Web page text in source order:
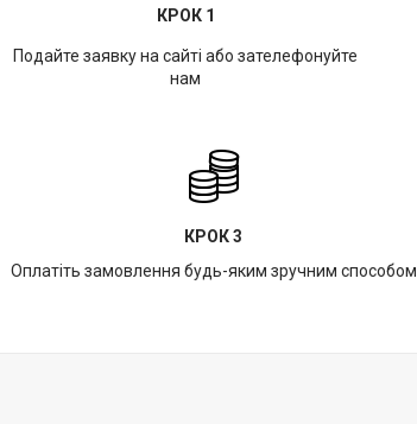
КРОК 1
Подайте заявку на сайті або зателефонуйте
нам
КРОК 3
Оплатіть замовлення будь-яким зручним способом